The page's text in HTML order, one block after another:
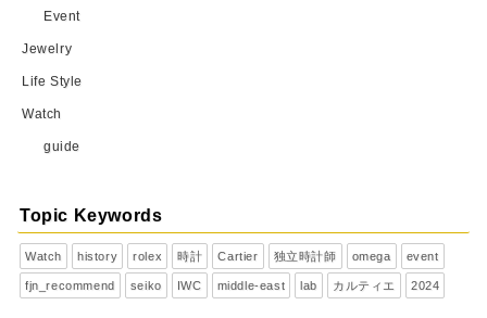
Event
Jewelry
Life Style
Watch
guide
Topic Keywords
Watch history rolex 時計 Cartier 独立時計師 omega event
fjn_recommend seiko IWC middle-east lab カルティエ 2024